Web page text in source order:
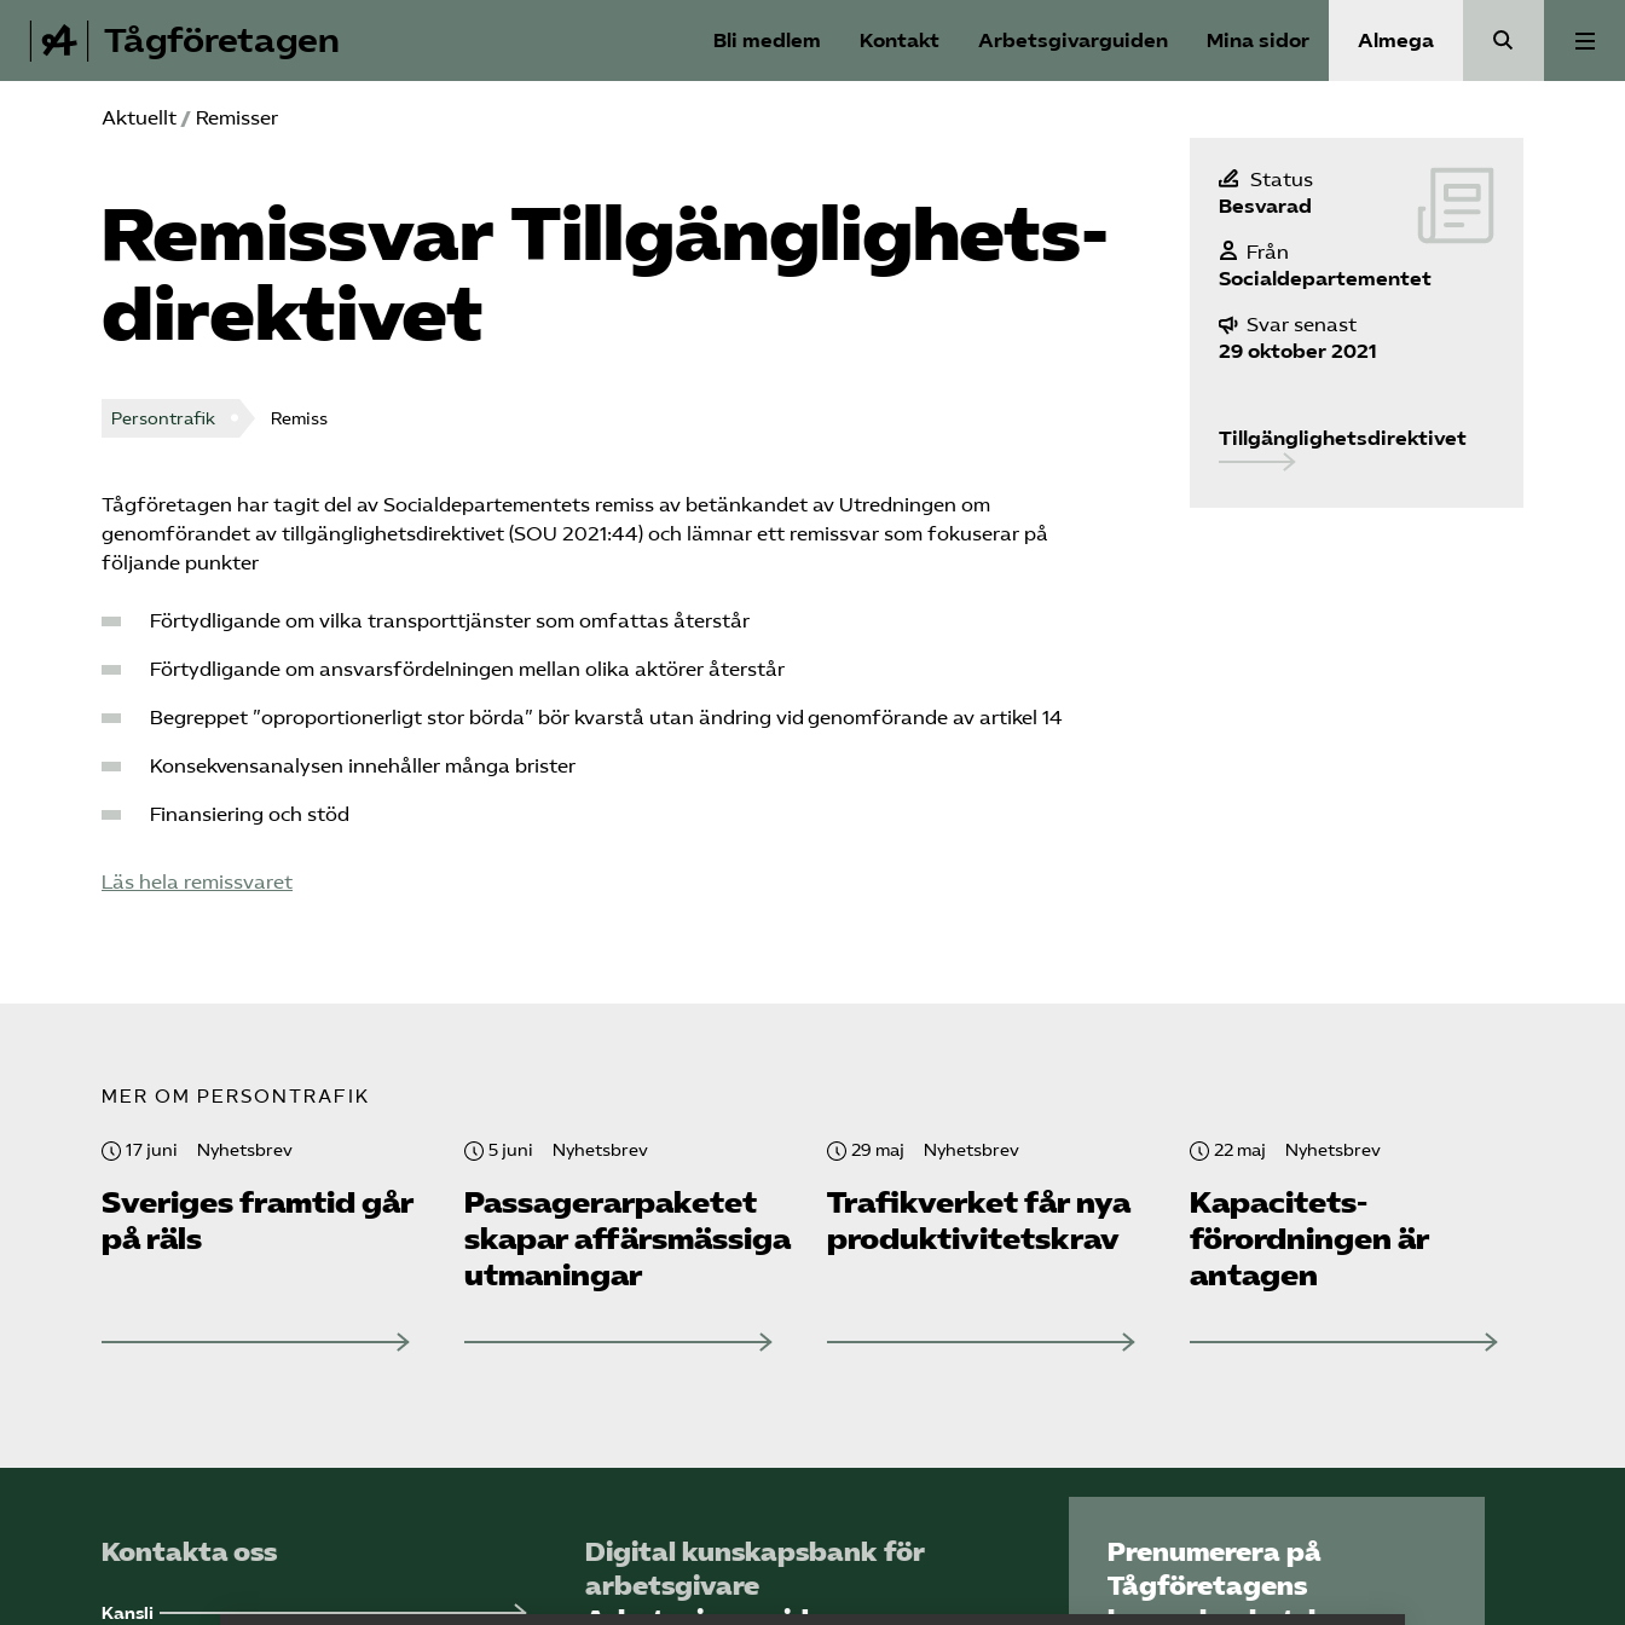
Tågföretagen Bli medlem Kontakt Arbetsgivarguiden Mina sidor Almega
Reformagenda för järnvägen
Våra frågor
Om oss
Aktuellt / Remisser
Remissvar Tillgänglighets­
direktivet
Persontrafik Remiss
Tågföretagen har tagit del av Socialdepartementets remiss av betänkandet av Utredningen om
genomförandet av tillgänglighetsdirektivet (SOU 2021:44) och lämnar ett remissvar som fokuserar på
följande punkter
Förtydligande om vilka transporttjänster som omfattas återstår
Förtydligande om ansvarsfördelningen mellan olika aktörer återstår
Begreppet ”oproportionerligt stor börda” bör kvarstå utan ändring vid genomförande av artikel 14
Konsekvensanalysen innehåller många brister
Finansiering och stöd
Läs hela remissvaret
Status
Besvarad
Från
Socialdepartementet
Svar senast
29 oktober 2021
Tillgänglighetsdirektivet
MER OM PERSONTRAFIK
17 juni Nyhetsbrev
Sveriges framtid går
på räls
5 juni Nyhetsbrev
Passagerarpaketet
skapar affärsmässiga
utmaningar
29 maj Nyhetsbrev
Trafikverket får nya
produktivitetskrav
22 maj Nyhetsbrev
Kapacitets­
förordningen är
antagen
Kontakta oss
Kansli
Digital kunskapsbank för
arbetsgivare
Prenumerera på
Tågföretagens